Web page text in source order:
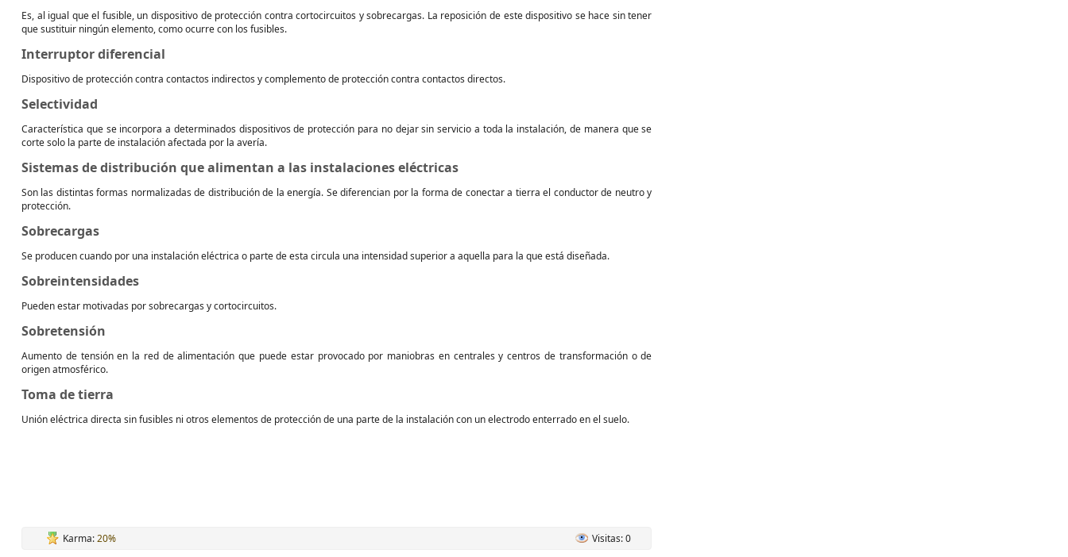
Es, al igual que el fusible, un dispositivo de protección contra cortocircuitos y sobrecargas. La reposición de este dispositivo se hace sin tener
que sustituir ningún elemento, como ocurre con los fusibles.
Interruptor diferencial
Dispositivo de protección contra contactos indirectos y complemento de protección contra contactos directos.
Selectividad
Característica que se incorpora a determinados dispositivos de protección para no dejar sin servicio a toda la instalación, de manera que se
corte solo la parte de instalación afectada por la avería.
Sistemas de distribución que alimentan a las instalaciones eléctricas
Son las distintas formas normalizadas de distribución de la energía. Se diferencian por la forma de conectar a tierra el conductor de neutro y
protección.
Sobrecargas
Se producen cuando por una instalación eléctrica o parte de esta circula una intensidad superior a aquella para la que está diseñada.
Sobreintensidades
Pueden estar motivadas por sobrecargas y cortocircuitos.
Sobretensión
Aumento de tensión en la red de alimentación que puede estar provocado por maniobras en centrales y centros de transformación o de
origen atmosférico.
Toma de tierra
Unión eléctrica directa sin fusibles ni otros elementos de protección de una parte de la instalación con un electrodo enterrado en el suelo.
Karma:20% Visitas: 0